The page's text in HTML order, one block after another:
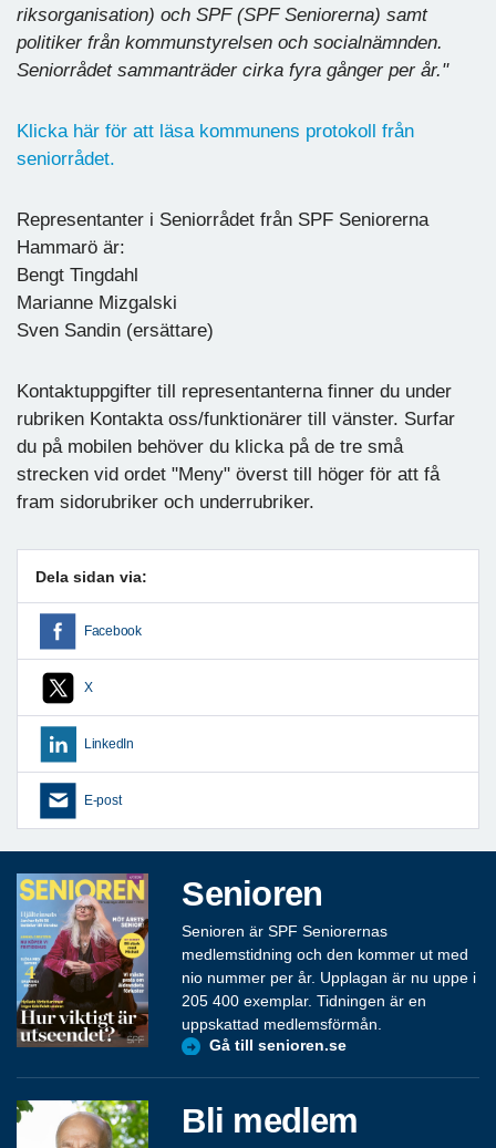
riksorganisation) och SPF (SPF Seniorerna) samt
politiker från kommunstyrelsen och socialnämnden.
Seniorrådet sammanträder cirka fyra gånger per år."
Klicka här för att läsa kommunens protokoll från
seniorrådet.
Representanter i Seniorrådet från SPF Seniorerna
Hammarö är:
Bengt Tingdahl
Marianne Mizgalski
Sven Sandin (ersättare)
Kontaktuppgifter till representanterna finner du under
rubriken Kontakta oss/funktionärer till vänster. Surfar
du på mobilen behöver du klicka på de tre små
strecken vid ordet "Meny" överst till höger för att få
fram sidorubriker och underrubriker.
Dela sidan via:
Facebook
X
LinkedIn
E-post
Senioren
Senioren är SPF Seniorernas
medlemstidning och den kommer ut med
nio nummer per år. Upplagan är nu uppe i
205 400 exemplar. Tidningen är en
uppskattad medlemsförmån.
Gå till senioren.se
Bli medlem